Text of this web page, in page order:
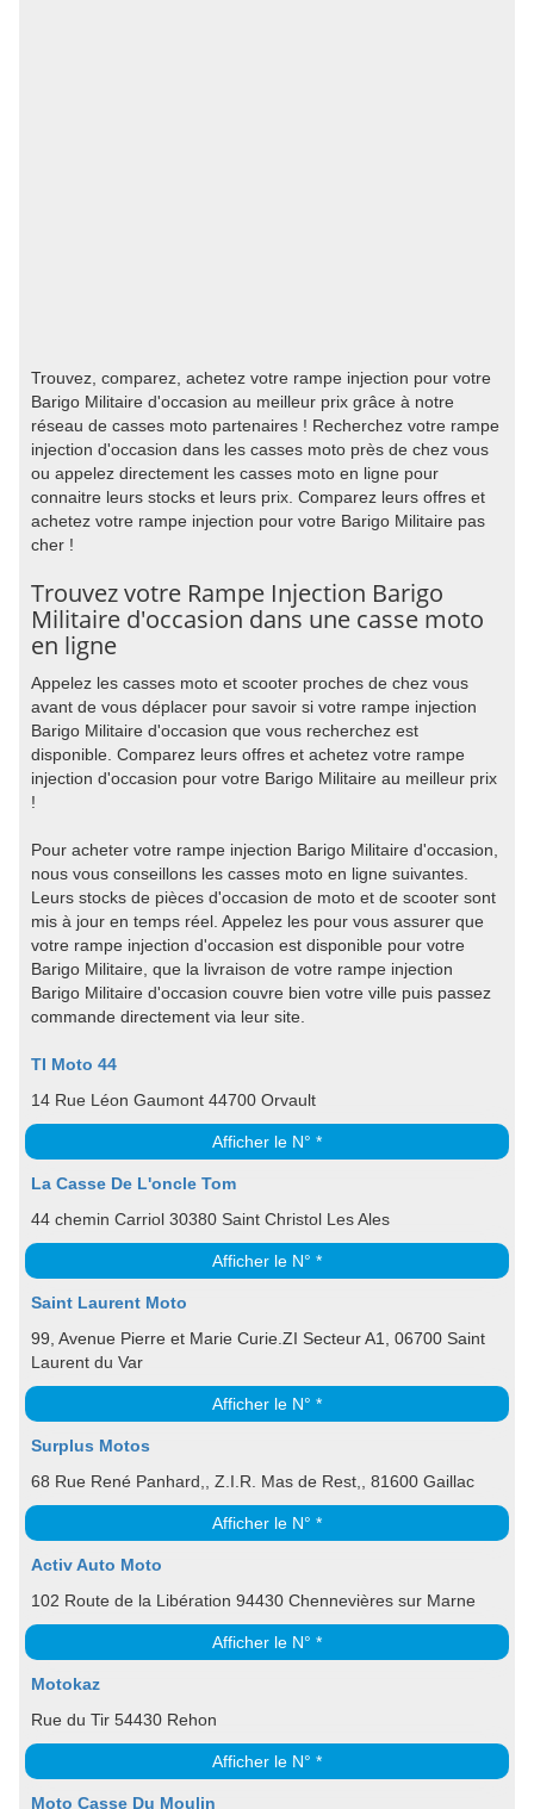
Trouvez, comparez, achetez votre rampe injection pour votre
Barigo Militaire d'occasion au meilleur prix grâce à notre
réseau de casses moto partenaires ! Recherchez votre rampe
injection d'occasion dans les casses moto près de chez vous
ou appelez directement les casses moto en ligne pour
connaitre leurs stocks et leurs prix. Comparez leurs offres et
achetez votre rampe injection pour votre Barigo Militaire pas
cher !
Trouvez votre Rampe Injection Barigo
Militaire d'occasion dans une casse moto
en ligne
Appelez les casses moto et scooter proches de chez vous
avant de vous déplacer pour savoir si votre rampe injection
Barigo Militaire d'occasion que vous recherchez est
disponible. Comparez leurs offres et achetez votre rampe
injection d'occasion pour votre Barigo Militaire au meilleur prix
!
Pour acheter votre rampe injection Barigo Militaire d'occasion,
nous vous conseillons les casses moto en ligne suivantes.
Leurs stocks de pièces d'occasion de moto et de scooter sont
mis à jour en temps réel. Appelez les pour vous assurer que
votre rampe injection d'occasion est disponible pour votre
Barigo Militaire, que la livraison de votre rampe injection
Barigo Militaire d'occasion couvre bien votre ville puis passez
commande directement via leur site.
TI Moto 44
14 Rue Léon Gaumont 44700 Orvault
Afficher le N° *
La Casse De L'oncle Tom
44 chemin Carriol 30380 Saint Christol Les Ales
Afficher le N° *
Saint Laurent Moto
99, Avenue Pierre et Marie Curie.ZI Secteur A1, 06700 Saint
Laurent du Var
Afficher le N° *
Surplus Motos
68 Rue René Panhard,, Z.I.R. Mas de Rest,, 81600 Gaillac
Afficher le N° *
Activ Auto Moto
102 Route de la Libération 94430 Chennevières sur Marne
Afficher le N° *
Motokaz
Rue du Tir 54430 Rehon
Afficher le N° *
Moto Casse Du Moulin